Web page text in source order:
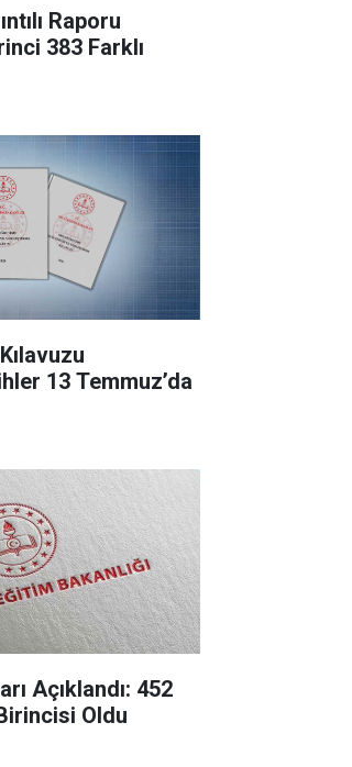
Raporu
383 Farklı
13 Temmuz’da
Açıklandı: 452
Oldu